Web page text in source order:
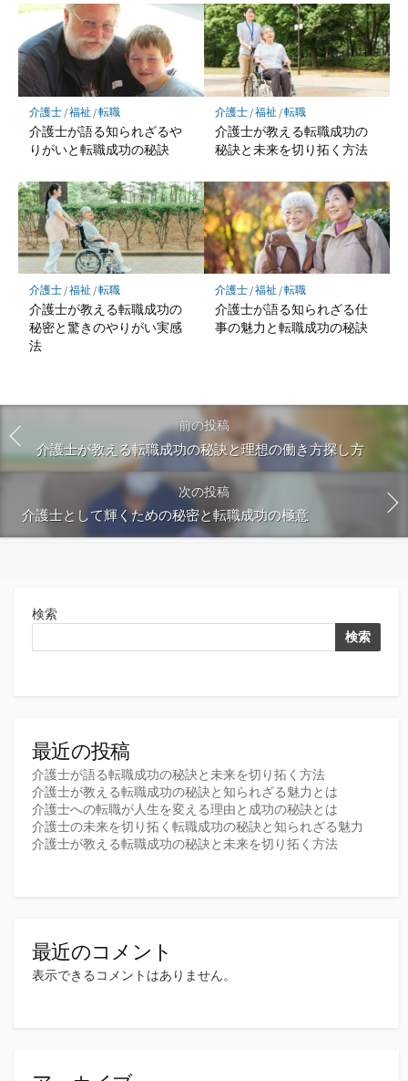
介護士/福祉 /転職
介護士が語る知られざるや
りがいと転職成功の秘訣
介護士/福祉 /転職
介護士が教える転職成功の
秘訣と未来を切り拓く方法
介護士/福祉 /転職
介護士が教える転職成功の
秘密と驚きのやりがい実感
法
介護士/福祉 /転職
介護士が語る知られざる仕
事の魅力と転職成功の秘訣
前の投稿
介護士が教える転職成功の秘訣と理想の働き方探し方
次の投稿
介護士として輝くための秘密と転職成功の極意
検索
検索
最近の投稿
介護士が語る転職成功の秘訣と未来を切り拓く方法
介護士が教える転職成功の秘訣と知られざる魅力とは
介護士への転職が人生を変える理由と成功の秘訣とは
介護士の未来を切り拓く転職成功の秘訣と知られざる魅力
介護士が教える転職成功の秘訣と未来を切り拓く方法
最近のコメント
表示できるコメントはありません。